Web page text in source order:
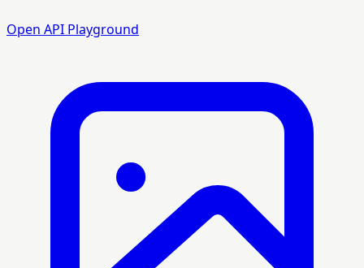
Open API Playground